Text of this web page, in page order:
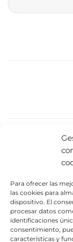
Para ofrecer las
las cookies para
dispositivo. El
procesar datos
identificaciones
consentimiento,
características y